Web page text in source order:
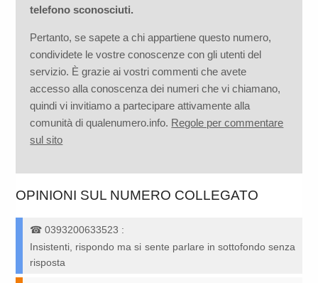
telefono sconosciuti.
Pertanto, se sapete a chi appartiene questo numero,
condividete le vostre conoscenze con gli utenti del
servizio. È grazie ai vostri commenti che avete
accesso alla conoscenza dei numeri che vi chiamano,
quindi vi invitiamo a partecipare attivamente alla
comunità di qualenumero.info. Regole per commentare
sul sito
OPINIONI SUL NUMERO COLLEGATO
☎0393200633523 :
Insistenti, rispondo ma si sente parlare in sottofondo senza
risposta